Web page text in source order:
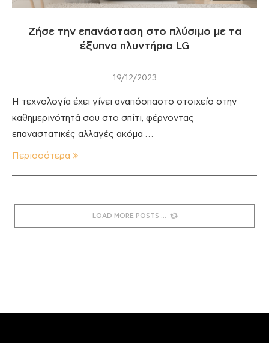
Ζήσε την επανάσταση στο πλύσιμο με τα
έξυπνα πλυντήρια LG
19/12/2023
Η τεχνολογία έχει γίνει αναπόσπαστο στοιχείο στην
καθημερινότητά σου στο σπίτι, φέρνοντας
επαναστατικές αλλαγές ακόμα …
Περισσότερα
LOAD MORE POSTS